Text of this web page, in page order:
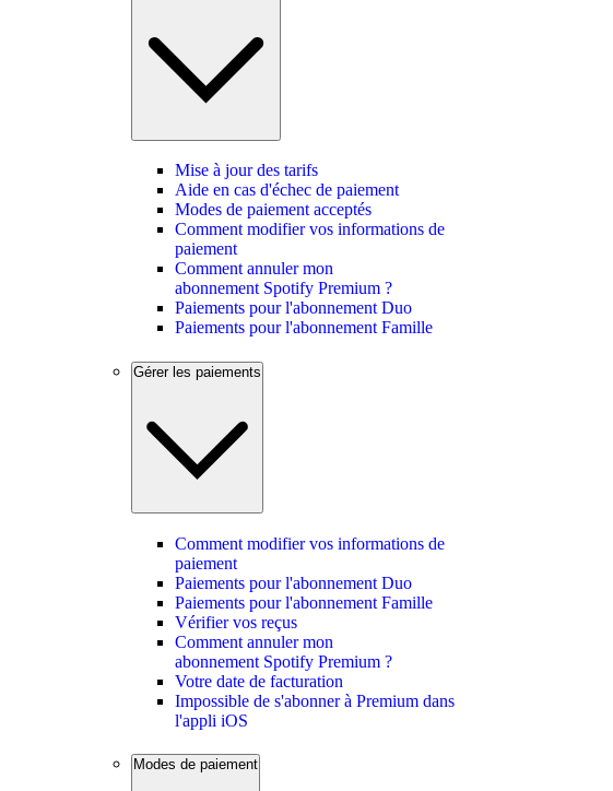
Mise à jour des tarifs
Aide en cas d'échec de paiement
Modes de paiement acceptés
Comment modifier vos informations de
paiement
Comment annuler mon
abonnement Spotify Premium ?
Paiements pour l'abonnement Duo
Paiements pour l'abonnement Famille
Gérer les paiements
Comment modifier vos informations de
paiement
Paiements pour l'abonnement Duo
Paiements pour l'abonnement Famille
Vérifier vos reçus
Comment annuler mon
abonnement Spotify Premium ?
Votre date de facturation
Impossible de s'abonner à Premium dans
l'appli iOS
Modes de paiement